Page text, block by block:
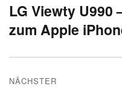
Vorheriger
Beitrag:
LG Viewty U990
zum Apple
NÄCHSTER